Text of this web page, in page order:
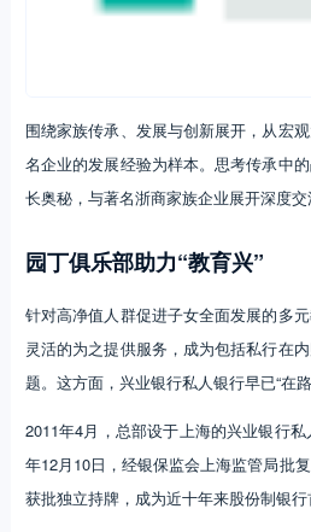
围绕家族传承、发展与创新展开，从宏
名企业的发展经验为样本。思考传承中
长奥秘，与著名浙商家族企业展开深度交
园丁俱乐部助力“教育兴”
针对高净值人群促进子女全面发展的多
灵活的为之提供服务，成为包括私行在
题。这方面，兴业银行私人银行早已“在路
2011年4月，总部设于上海的兴业银行
年12月10日，经银保监会上海监管局批
获批独立持牌，成为近十年来股份制银行